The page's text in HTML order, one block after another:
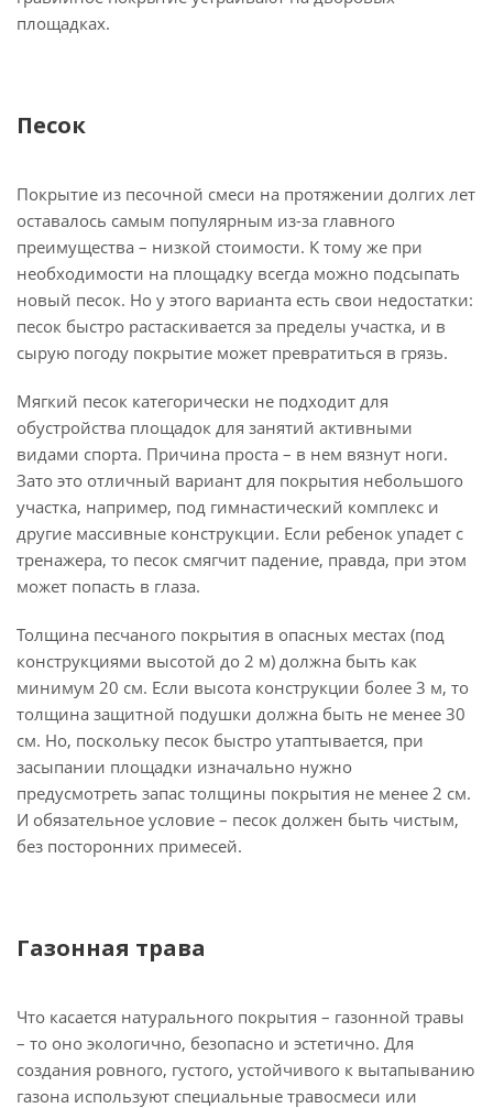
площадках.
Песок
Покрытие из песочной смеси на протяжении долгих лет
оставалось самым популярным из-за главного
преимущества – низкой стоимости. К тому же при
необходимости на площадку всегда можно подсыпать
новый песок. Но у этого варианта есть свои недостатки:
песок быстро растаскивается за пределы участка, и в
сырую погоду покрытие может превратиться в грязь.
Мягкий песок категорически не подходит для
обустройства площадок для занятий активными
видами спорта. Причина проста – в нем вязнут ноги.
Зато это отличный вариант для покрытия небольшого
участка, например, под гимнастический комплекс и
другие массивные конструкции. Если ребенок упадет с
тренажера, то песок смягчит падение, правда, при этом
может попасть в глаза.
Толщина песчаного покрытия в опасных местах (под
конструкциями высотой до 2 м) должна быть как
минимум 20 см. Если высота конструкции более 3 м, то
толщина защитной подушки должна быть не менее 30
см. Но, поскольку песок быстро утаптывается, при
засыпании площадки изначально нужно
предусмотреть запас толщины покрытия не менее 2 см.
И обязательное условие – песок должен быть чистым,
без посторонних примесей.
Газонная трава
Что касается натурального покрытия – газонной травы
– то оно экологично, безопасно и эстетично. Для
создания ровного, густого, устойчивого к вытапыванию
газона используют специальные травосмеси или